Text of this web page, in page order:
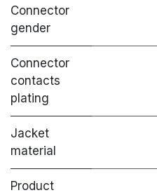
Connector
gender
Connector
contacts
plating
Jacket
material
Product